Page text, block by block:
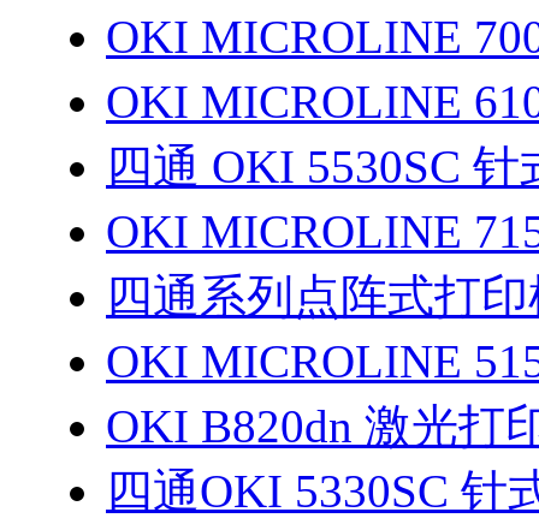
OKI MICROLINE
OKI MICROLINE
四通 OKI 5530SC
OKI MICROLINE
四通系列点阵式打
OKI MICROLINE
OKI B820dn 激光打
四通OKI 5330SC 针